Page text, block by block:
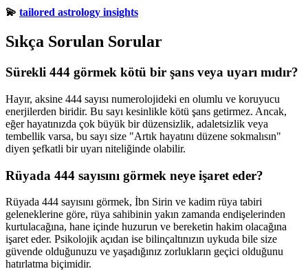
💫 tailored astrology insights
Sıkça Sorulan Sorular
Sürekli 444 görmek kötü bir şans veya uyarı mıdır?
Hayır, aksine 444 sayısı numerolojideki en olumlu ve koruyucu
enerjilerden biridir. Bu sayı kesinlikle kötü şans getirmez. Ancak,
eğer hayatınızda çok büyük bir düzensizlik, adaletsizlik veya
tembellik varsa, bu sayı size "Artık hayatını düzene sokmalısın"
diyen şefkatli bir uyarı niteliğinde olabilir.
Rüyada 444 sayısını görmek neye işaret eder?
Rüyada 444 sayısını görmek, İbn Sirin ve kadim rüya tabiri
geleneklerine göre, rüya sahibinin yakın zamanda endişelerinden
kurtulacağına, hane içinde huzurun ve bereketin hakim olacağına
işaret eder. Psikolojik açıdan ise bilinçaltınızın uykuda bile size
güvende olduğunuzu ve yaşadığınız zorlukların geçici olduğunu
hatırlatma biçimidir.